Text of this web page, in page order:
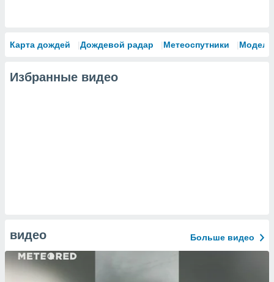
Карта дождей Дождевой радар Метеоспутники Модели
Избранные видео
видео Больше видео